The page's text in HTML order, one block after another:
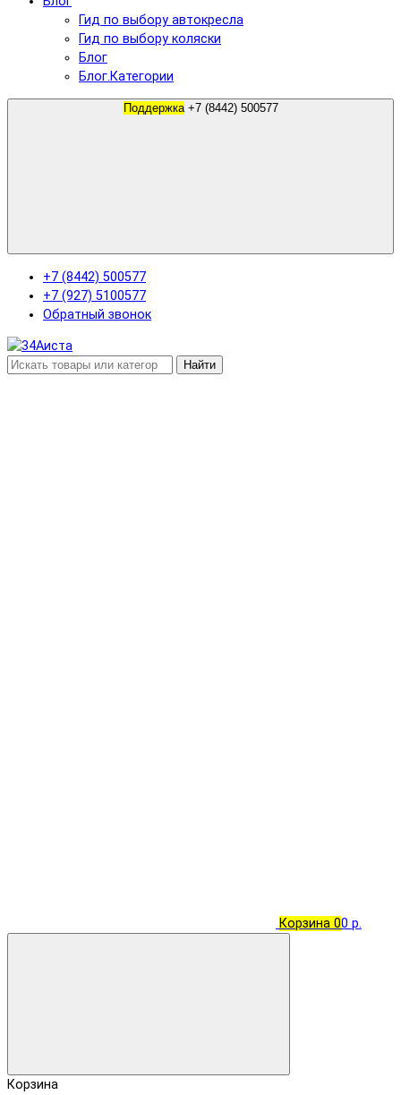
Гид по выбору автокресла
Гид по выбору коляски
Блог
Блог.Категории
Поддержка +7 (8442) 500577
+7 (8442) 500577
+7 (927) 5100577
Обратный звонок
Найти
Корзина 00 р.
Корзина